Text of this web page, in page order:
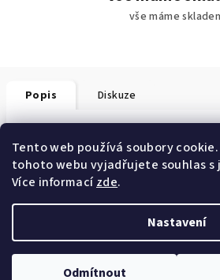
Tento web používá soubory
tohoto webu vyjadřujete souhlas s
Více informacízde.
Nastavení
Odmítnout
vše máme
Popis Diskuze
Popis produktu není dostupný
Zdraví ze Srí Lanky